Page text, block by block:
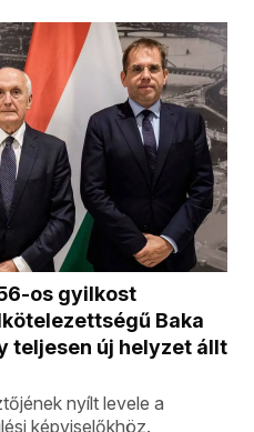
os gyilkost
Baka
teljesen új helyzet állt
nyílt levele a
képviselőkhöz.